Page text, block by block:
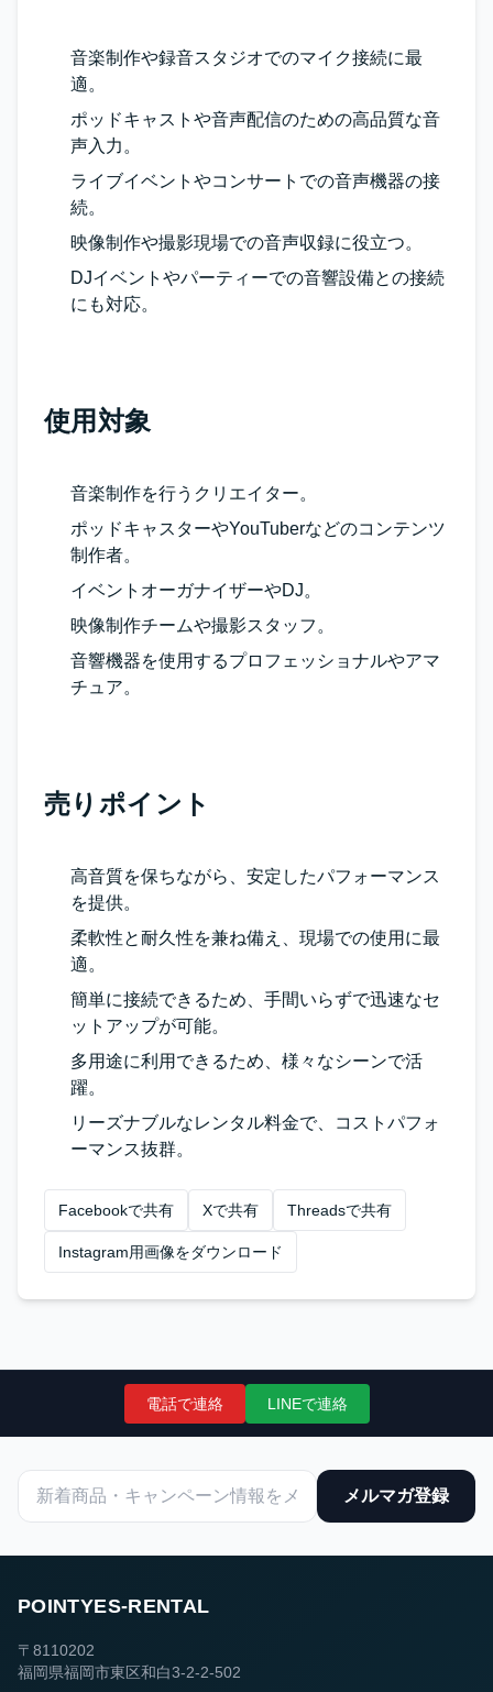
音楽制作や録音スタジオでのマイク接続に最
適。
ポッドキャストや音声配信のための高品質な音
声入力。
ライブイベントやコンサートでの音声機器の接
続。
映像制作や撮影現場での音声収録に役立つ。
DJイベントやパーティーでの音響設備との接続
にも対応。
使用対象
音楽制作を行うクリエイター。
ポッドキャスターやYouTuberなどのコンテンツ
制作者。
イベントオーガナイザーやDJ。
映像制作チームや撮影スタッフ。
音響機器を使用するプロフェッショナルやアマ
チュア。
売りポイント
高音質を保ちながら、安定したパフォーマンス
を提供。
柔軟性と耐久性を兼ね備え、現場での使用に最
適。
簡単に接続できるため、手間いらずで迅速なセ
ットアップが可能。
多用途に利用できるため、様々なシーンで活
躍。
リーズナブルなレンタル料金で、コストパフォ
ーマンス抜群。
Facebookで共有 Xで共有 Threadsで共有
Instagram用画像をダウンロード
電話で連絡 LINEで連絡
メルマガ登録
POINTYES-RENTAL
〒8110202
福岡県福岡市東区和白3-2-2-502